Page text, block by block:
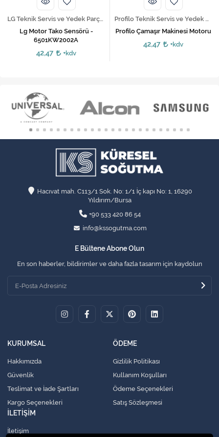
LG Teknik Servis ve Yedek Parça Hizmetleri
Lg Motor Tako Sensörü -
6501KW2002A
42,47 +kdv
Profilo Teknik Servis ve Yedek Parça Hizmetleri
Profilo Çamaşır Makinesi Motoru
42,47 +kdv
Hacıvat mah. C113/1 Sok. No: 1/1 İç kapı No: 1, 16290
Yıldırım/Bursa
+90 533 420 86 54
info@kssogutma.com
E Bültene Abone Olun
En son haberler, bildirimler ve daha fazla tasarım için kaydolun
KURUMSAL
Hakkımızda
Güvenlik
Teslimat ve İade Şartları
Kargo Seçenekleri
ÖDEME
Gizlilik Politikası
Kullanım Koşulları
Ödeme Seçenekleri
Satış Sözleşmesi
İLETİŞİM
İletişim